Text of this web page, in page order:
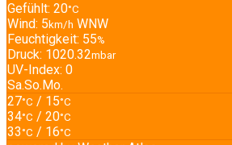
Gefühlt: 20°C
Wind: 5 km/h WNW
Feuchtigkeit: 55%
Druck: 1020.32mbar
UV-Index: 0
Sa.So. Mo.
27°C / 15°C
34°C / 20°C
33°C / 16°C